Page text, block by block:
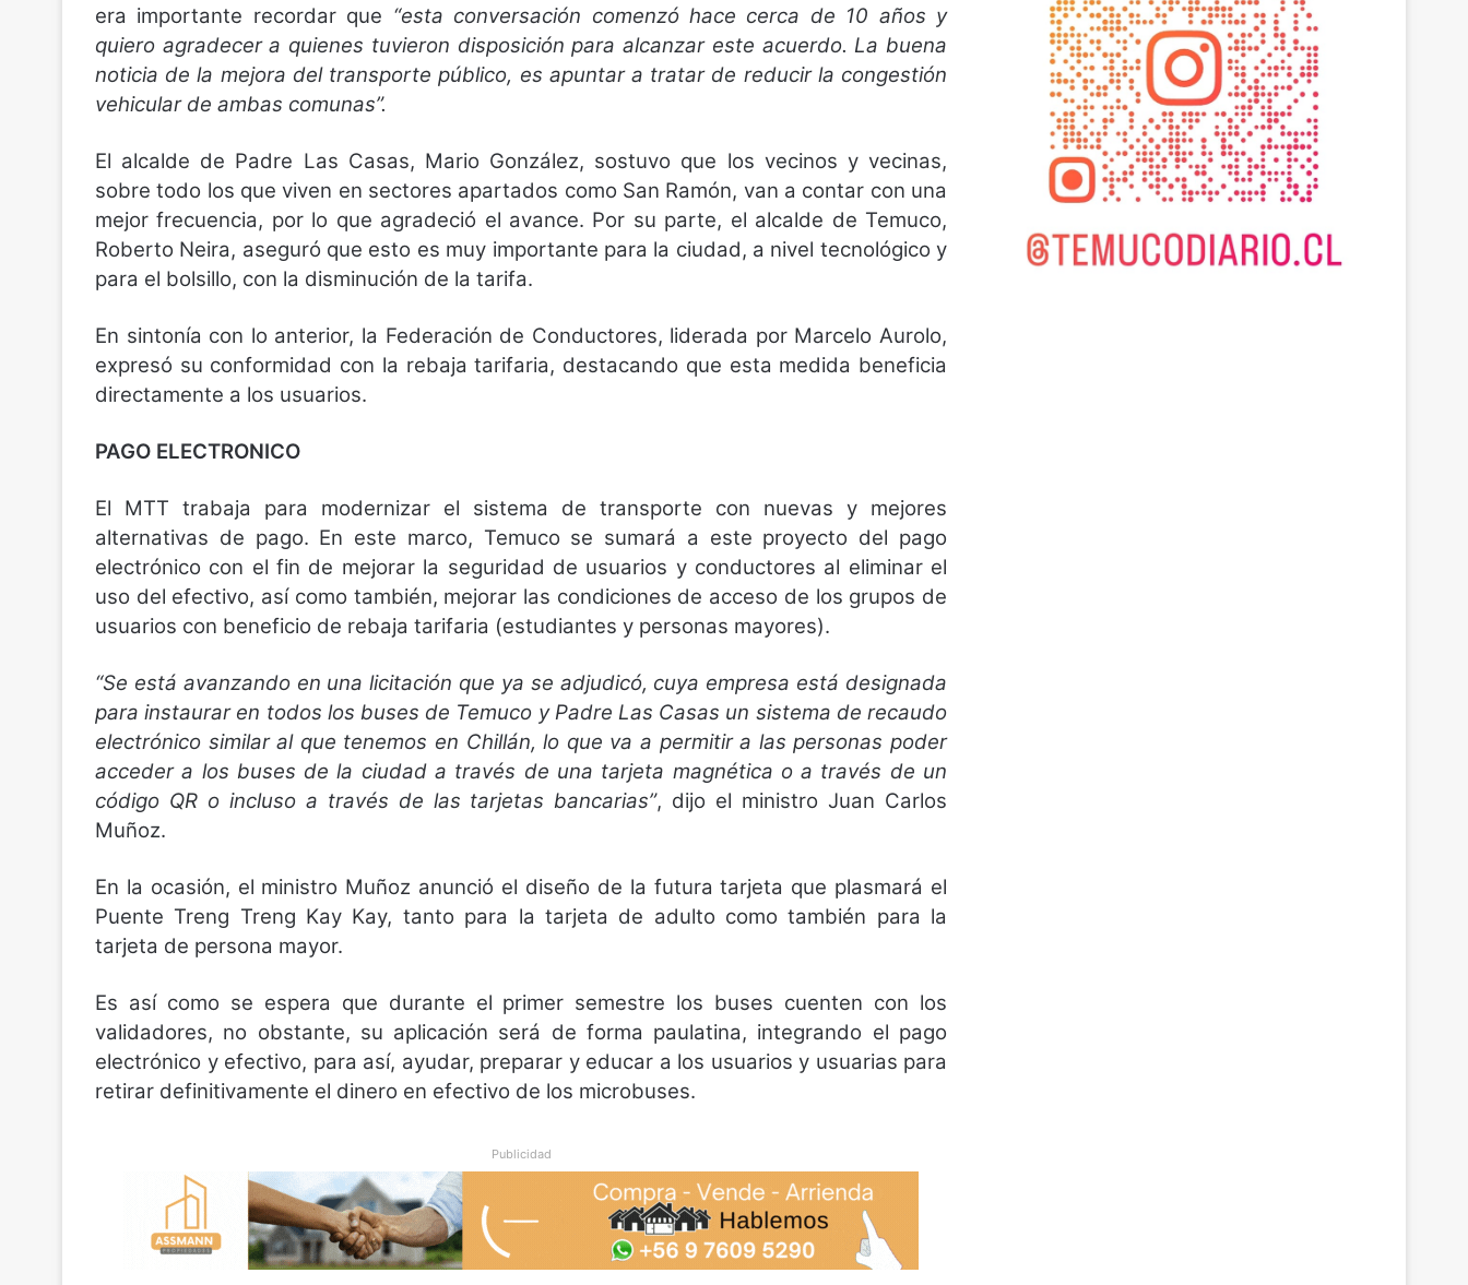
era importante recordar que “esta conversación comenzó hace cerca de 10 años y
quiero agradecer a quienes tuvieron disposición para alcanzar este acuerdo. La buena
noticia de la mejora del transporte público, es apuntar a tratar de reducir la congestión
vehicular de ambas comunas”.
El alcalde de Padre Las Casas, Mario González, sostuvo que los vecinos y vecinas,
sobre todo los que viven en sectores apartados como San Ramón, van a contar con una
mejor frecuencia, por lo que agradeció el avance. Por su parte, el alcalde de Temuco,
Roberto Neira, aseguró que esto es muy importante para la ciudad, a nivel tecnológico y
para el bolsillo, con la disminución de la tarifa.
En sintonía con lo anterior, la Federación de Conductores, liderada por Marcelo Aurolo,
expresó su conformidad con la rebaja tarifaria, destacando que esta medida beneficia
directamente a los usuarios.
PAGO ELECTRONICO
El MTT trabaja para modernizar el sistema de transporte con nuevas y mejores
alternativas de pago. En este marco, Temuco se sumará a este proyecto del pago
electrónico con el fin de mejorar la seguridad de usuarios y conductores al eliminar el
uso del efectivo, así como también, mejorar las condiciones de acceso de los grupos de
usuarios con beneficio de rebaja tarifaria (estudiantes y personas mayores).
“Se está avanzando en una licitación que ya se adjudicó, cuya empresa está designada
para instaurar en todos los buses de Temuco y Padre Las Casas un sistema de recaudo
electrónico similar al que tenemos en Chillán, lo que va a permitir a las personas poder
acceder a los buses de la ciudad a través de una tarjeta magnética o a través de un
código QR o incluso a través de las tarjetas bancarias”, dijo el ministro Juan Carlos
Muñoz.
En la ocasión, el ministro Muñoz anunció el diseño de la futura tarjeta que plasmará el
Puente Treng Treng Kay Kay, tanto para la tarjeta de adulto como también para la
tarjeta de persona mayor.
Es así como se espera que durante el primer semestre los buses cuenten con los
validadores, no obstante, su aplicación será de forma paulatina, integrando el pago
electrónico y efectivo, para así, ayudar, preparar y educar a los usuarios y usuarias para
retirar definitivamente el dinero en efectivo de los microbuses.
Publicidad